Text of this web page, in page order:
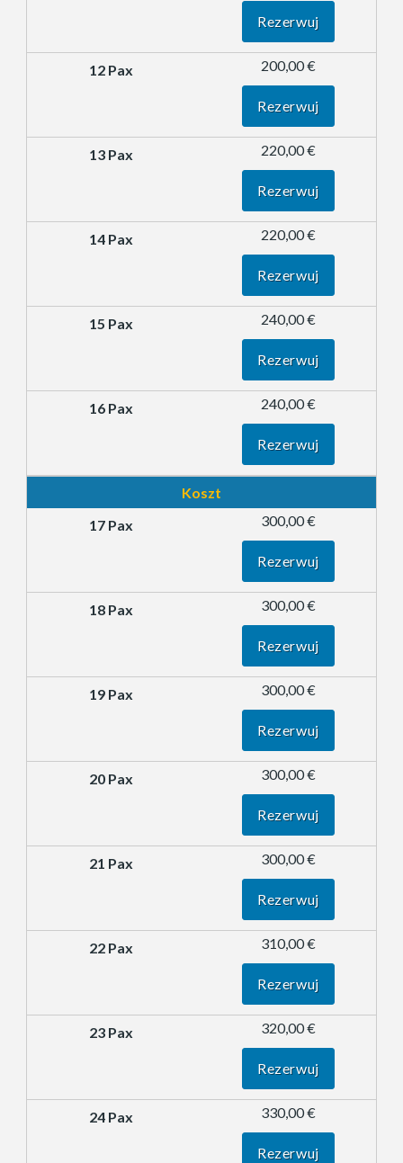
Rezerwuj
200,00 €
Rezerwuj
220,00 €
Rezerwuj
220,00 €
Rezerwuj
240,00 €
Rezerwuj
240,00 €
Rezerwuj
Koszt
300,00 €
Rezerwuj
300,00 €
Rezerwuj
300,00 €
Rezerwuj
300,00 €
Rezerwuj
300,00 €
Rezerwuj
310,00 €
Rezerwuj
320,00 €
Rezerwuj
330,00 €
Rezerwuj